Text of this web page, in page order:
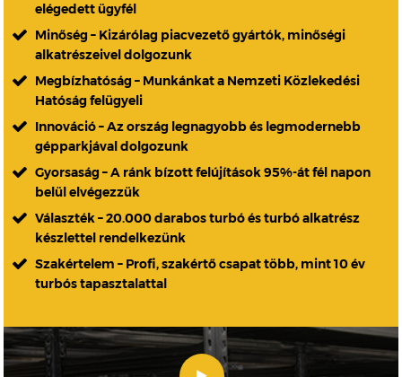
elégedett ügyfél
Minőség – Kizárólag piacvezető gyártók, minőségi
alkatrészeivel dolgozunk
Megbízhatóság – Munkánkat a Nemzeti Közlekedési
Hatóság felügyeli
Innováció – Az ország legnagyobb és legmodernebb
gépparkjával dolgozunk
Gyorsaság – A ránk bízott felújítások 95%-át fél napon
belül elvégezzük
Választék – 20.000 darabos turbó és turbó alkatrész
készlettel rendelkezünk
Szakértelem – Profi, szakértő csapat több, mint 10 év
turbós tapasztalattal